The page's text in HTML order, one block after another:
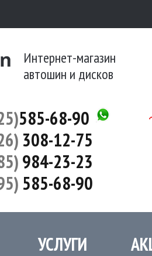
Интернет-магазин
автошин и дисков
585-68-90
308-12-75
984-23-23
585-68-90
УСЛУГИ